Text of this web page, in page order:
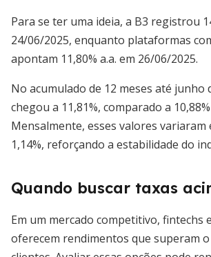
Para se ter uma ideia, a B3 registrou
24/06/2025, enquanto plataformas
apontam 11,80% a.a. em 26/06/2025.
No acumulado de 12 meses até junho
chegou a 11,81%, comparado a
Mensalmente, esses valores variaram
1,14%, reforçando a estabilidade do
Quando buscar taxas
Em um mercado competitivo, fintechs
oferecem rendimentos que superam